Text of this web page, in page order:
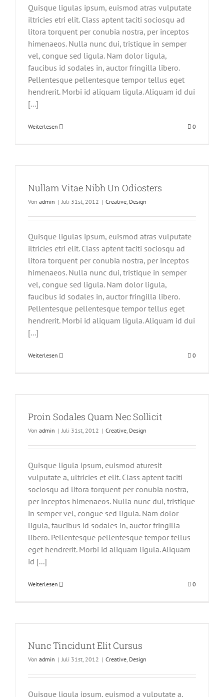
Quisque ligulas ipsum, euismod atras vulputate
iltricies etri elit. Class aptent taciti sociosqu ad
litora torquent per conubia nostra, per inceptos
himenaeos. Nulla nunc dui, tristique in semper
vel, congue sed ligula. Nam dolor ligula,
faucibus id sodales in, auctor fringilla libero.
Pellentesque pellentesque tempor tellus eget
hendrerit. Morbi id aliquam ligula. Aliquam id dui
[...]
Weiterlesen 0
Nullam Vitae Nibh Un Odiosters
Von admin | Juli 31st, 2012 | Creative, Design
Quisque ligulas ipsum, euismod atras vulputate
iltricies etri elit. Class aptent taciti sociosqu ad
litora torquent per conubia nostra, per inceptos
himenaeos. Nulla nunc dui, tristique in semper
vel, congue sed ligula. Nam dolor ligula,
faucibus id sodales in, auctor fringilla libero.
Pellentesque pellentesque tempor tellus eget
hendrerit. Morbi id aliquam ligula. Aliquam id dui
[...]
Weiterlesen 0
Proin Sodales Quam Nec Sollicit
Von admin | Juli 31st, 2012 | Creative, Design
Quisque ligula ipsum, euismod aturesit
vulputate a, ultricies et elit. Class aptent taciti
sociosqu ad litora torquent per conubia nostra,
per inceptos himenaeos. Nulla nunc dui, tristique
in semper vel, congue sed ligula. Nam dolor
ligula, faucibus id sodales in, auctor fringilla
libero. Pellentesque pellentesque tempor tellus
eget hendrerit. Morbi id aliquam ligula. Aliquam
id [...]
Weiterlesen 0
Nunc Tincidunt Elit Cursus
Von admin | Juli 31st, 2012 | Creative, Design
Quisque ligula ipsum, euismod a vulputate a,